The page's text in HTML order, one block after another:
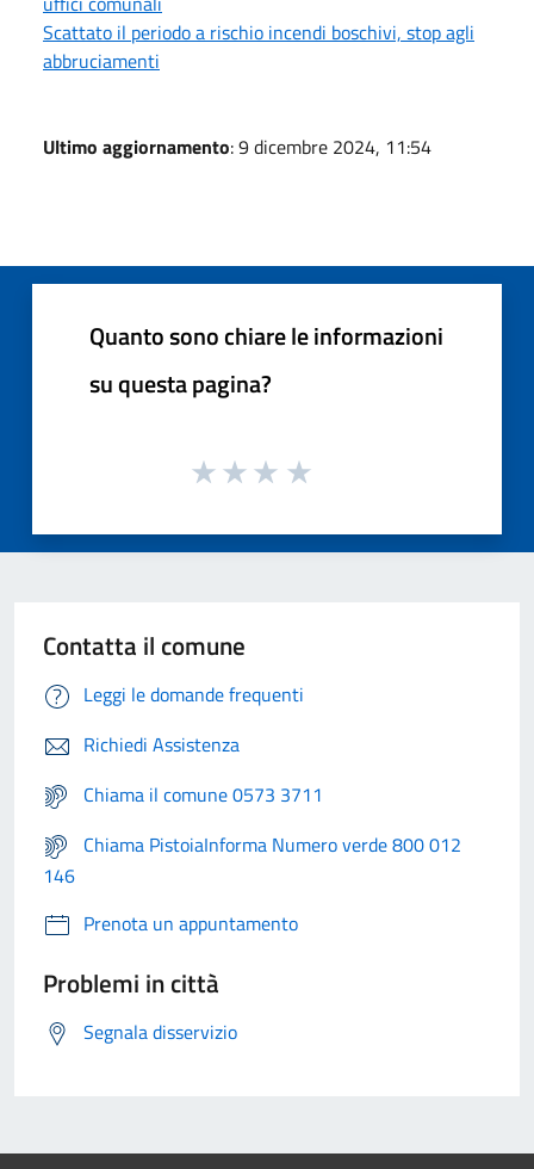
Scattato il periodo a rischio incendi boschivi, stop agli
abbruciamenti
Ultimo aggiornamento: 9 dicembre 2024, 11:54
Quanto sono chiare le informazioni
su questa pagina?
Contatta il comune
Leggi le domande frequenti
Richiedi Assistenza
Chiama il comune 0573 3711
Chiama PistoiaInforma Numero verde 800 012
146
Prenota un appuntamento
Problemi in città
Segnala disservizio